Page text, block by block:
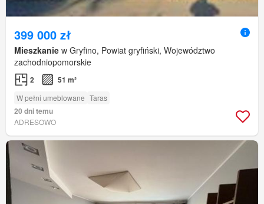
399 000 zł
Mieszkanie w Gryfino, Powiat gryfiński, Województwo
zachodniopomorskie
2 51 m²
W pełni umeblowane Taras
20 dni temu
ADRESOWO